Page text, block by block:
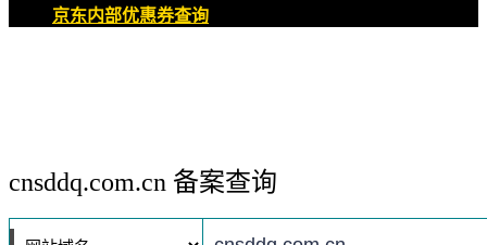
京东内部优惠券查询
cnsddq.com.cn 备案查询